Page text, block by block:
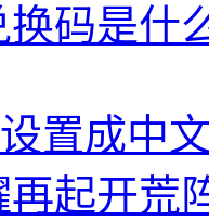
换码是什
置成中
起开荒